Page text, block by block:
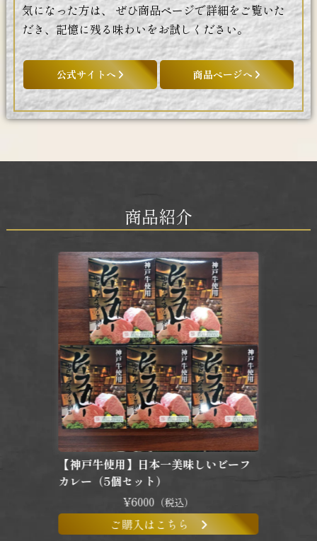
気になった方は、
ぜひ商品ページで詳細をご覧いた
だき、記憶に残る味わいをお試しください。
公式サイトへ 商品ページへ
商品紹介
【神戸牛使用】日本一美味しいビーフ
カレー（5個セット）
¥6000（税込）
ご購入はこちら